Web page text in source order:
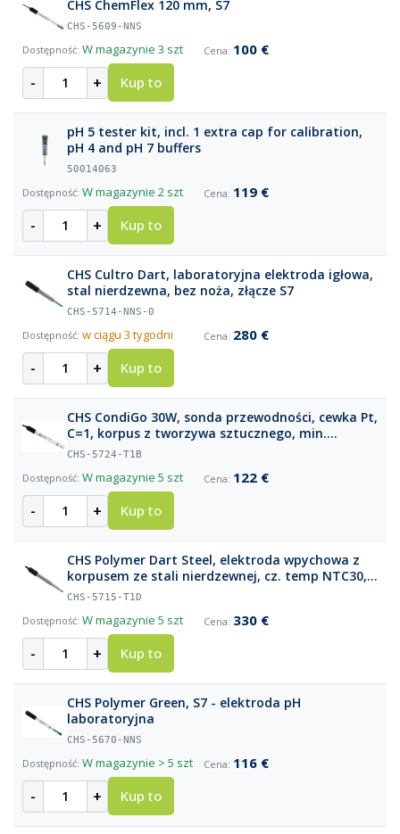
CHS ChemFlex 120 mm, S7
CHS-5609-NNS
W magazynie 3 szt 100 €
- + Kup to
pH 5 tester kit, incl. 1 extra cap for calibration,
pH 4 and pH 7 buffers
50014063
W magazynie 2 szt 119 €
- + Kup to
CHS Cultro Dart, laboratoryjna elektroda igłowa,
stal nierdzewna, bez noża, złącze S7
CHS-5714-NNS-0
w ciągu 3 tygodni 280 €
- + Kup to
CHS CondiGo 30W, sonda przewodności, cewka Pt,
C=1, korpus z tworzywa sztucznego, min.
głębokość zanurzenia 30 mm, NTC30, kabel 1 m
CHS-5724-T1B
W magazynie 5 szt 122 €
- + Kup to
CHS Polymer Dart Steel, elektroda wpychowa z
korpusem ze stali nierdzewnej, cz. temp NTC30,
kabel 1m, DIN + 4mm banan
CHS-5715-T1D
W magazynie 5 szt 330 €
- + Kup to
CHS Polymer Green, S7 - elektroda pH
laboratoryjna
CHS-5670-NNS
W magazynie > 5 szt 116 €
- + Kup to